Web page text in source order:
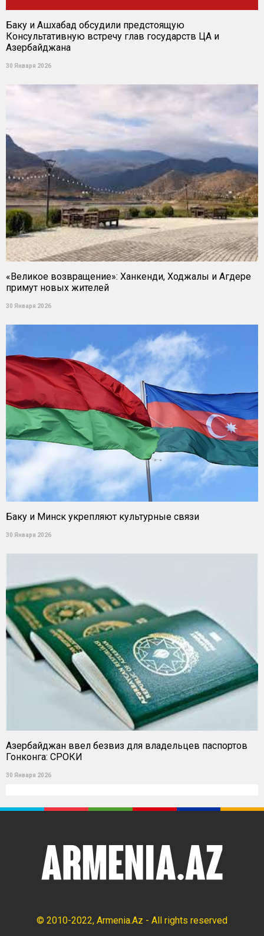
Баку и Ашхабад обсудили предстоящую
Консультативную встречу глав государств ЦА и
Азербайджана
30 Января 2026
«Великое возвращение»: Ханкенди, Ходжалы и Агдере
примут новых жителей
30 Января 2026
Баку и Минск укрепляют культурные связи
30 Января 2026
Азербайджан ввел безвиз для владельцев паспортов
Гонконга: СРОКИ
30 Января 2026
© 2010-2022, Armenia.Az - All rights reserved